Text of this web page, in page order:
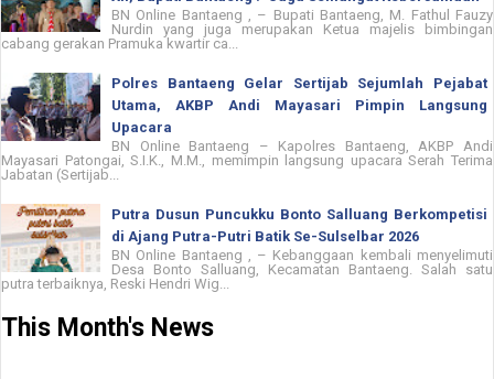
BN Online Bantaeng , – Bupati Bantaeng, M. Fathul Fauzy
Nurdin yang juga merupakan Ketua majelis bimbingan
cabang gerakan Pramuka kwartir ca...
Polres Bantaeng Gelar Sertijab Sejumlah Pejabat
Utama, AKBP Andi Mayasari Pimpin Langsung
Upacara
BN Online Bantaeng – Kapolres Bantaeng, AKBP Andi
Mayasari Patongai, S.I.K., M.M., memimpin langsung upacara Serah Terima
Jabatan (Sertijab...
Putra Dusun Puncukku Bonto Salluang Berkompetisi
di Ajang Putra-Putri Batik Se-Sulselbar 2026
BN Online Bantaeng , – Kebanggaan kembali menyelimuti
Desa Bonto Salluang, Kecamatan Bantaeng. Salah satu
putra terbaiknya, Reski Hendri Wig...
This Month's News